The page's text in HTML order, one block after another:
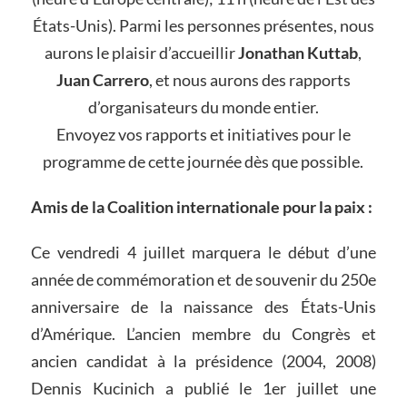
États-Unis). Parmi les personnes présentes, nous
aurons le plaisir d’accueillirJonathan Kuttab,
Juan Carrero, et nous aurons des rapports
d’organisateurs du monde entier.
Envoyez vos rapports et initiatives pour le
programme de cette journée dès que possible.
Amis de la Coalition internationale pour la paix :
Ce vendredi 4 juillet marquera le début d’une
année de commémoration et de souvenir du 250e
anniversaire de la naissance des États-Unis
d’Amérique. L’ancien membre du Congrès et
ancien candidat à la présidence (2004, 2008)
Dennis Kucinich a publié le 1er juillet une